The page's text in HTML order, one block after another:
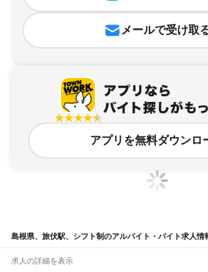
メールで受け取
アプリを無料ダウンロ
島根県、旅伏駅、シフト制のアルバイト・バイト求人情
求人の詳細を表示